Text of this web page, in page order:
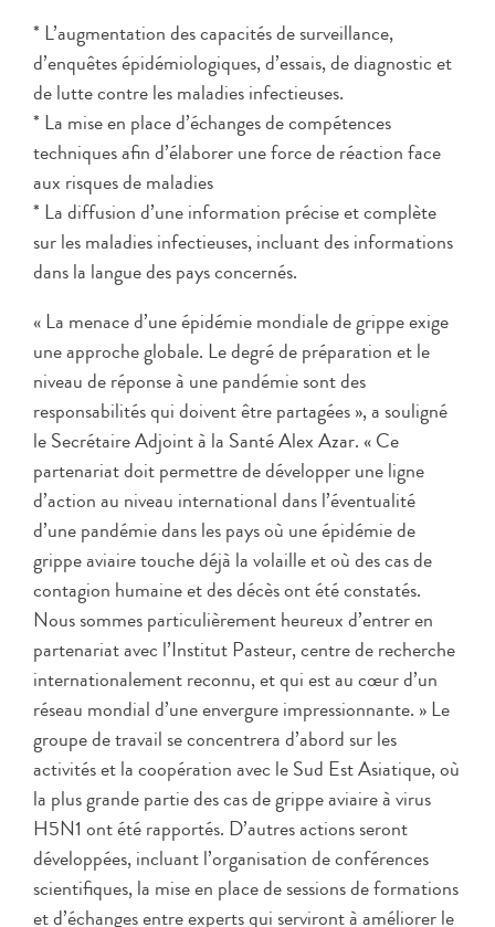
* L’augmentation des capacités de surveillance,
d’enquêtes épidémiologiques, d’essais, de diagnostic et
de lutte contre les maladies infectieuses.
* La mise en place d’échanges de compétences
techniques afin d’élaborer une force de réaction face
aux risques de maladies
* La diffusion d’une information précise et complète
sur les maladies infectieuses, incluant des informations
dans la langue des pays concernés.
« La menace d’une épidémie mondiale de grippe exige
une approche globale. Le degré de préparation et le
niveau de réponse à une pandémie sont des
responsabilités qui doivent être partagées », a souligné
le Secrétaire Adjoint à la Santé Alex Azar. « Ce
partenariat doit permettre de développer une ligne
d’action au niveau international dans l’éventualité
d’une pandémie dans les pays où une épidémie de
grippe aviaire touche déjà la volaille et où des cas de
contagion humaine et des décès ont été constatés.
Nous sommes particulièrement heureux d’entrer en
partenariat avec l’Institut Pasteur, centre de recherche
internationalement reconnu, et qui est au cœur d’un
réseau mondial d’une envergure impressionnante. » Le
groupe de travail se concentrera d’abord sur les
activités et la coopération avec le Sud Est Asiatique, où
la plus grande partie des cas de grippe aviaire à virus
H5N1 ont été rapportés. D’autres actions seront
développées, incluant l’organisation de conférences
scientifiques, la mise en place de sessions de formations
et d’échanges entre experts qui serviront à améliorer le